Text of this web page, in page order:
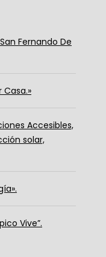
Fernando De
Casa.»
Accesibles,
solar,
Vive”.